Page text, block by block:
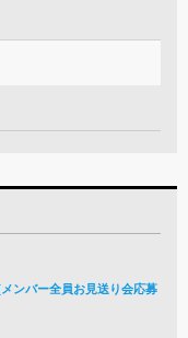
ンバー全員お見送り会応募